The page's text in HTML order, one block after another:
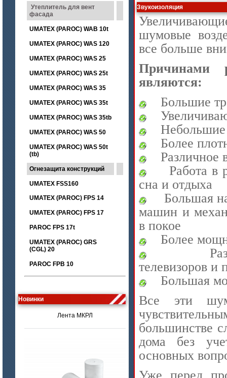
Утеплитель для вент
фасада
UMATEX (PAROC) WAB 10t
UMATEX (PAROC) WAS 120
UMATEX (PAROC) WAS 25
UMATEX (PAROC) WAS 25t
UMATEX (PAROC) WAS 35
UMATEX (PAROC) WAS 35t
UMATEX (PAROC) WAS 35tb
UMATEX (PAROC) WAS 50
UMATEX (PAROC) WAS 50t
(tb)
Огнезащита конструкций
UMATEX FSS160
UMATEX (PAROC) FPS 14
UMATEX (PAROC) FPS 17
PAROC FPS 17t
UMATEX (PAROC) GRS
(CGL) 20
PAROC FPB 10
Новинки
Звукоизоляция
шумовые
все больше
Причинами
являются:
Большие
Небольшие
Более
Различное
Работа в
сна и отдыха
Большая
машин и
в покое
Более
телевизоров
Большая
Все эти
большинстве
дома без
основных
Уже перед